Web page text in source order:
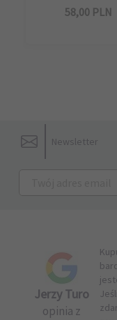
58,00 PLN
Newsletter
Jerzy Turo
opinia z